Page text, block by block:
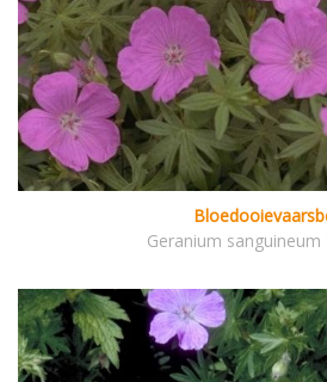
Geranium sanguineum